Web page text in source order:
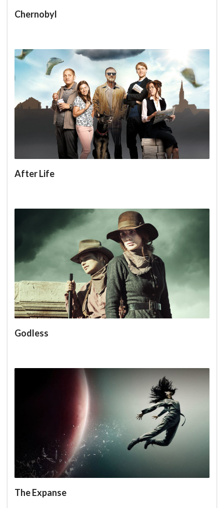
Chernobyl
After Life
Godless
The Expanse